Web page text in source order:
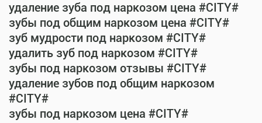
удаление зуба под наркозом цена #CITY#
зубы под общим наркозом цена #CITY#
зуб мудрости под наркозом #CITY#
удалить зуб под наркозом #CITY#
зубы под наркозом отзывы #CITY#
удаление зубов под общим наркозом
#CITY#
зубы под наркозом цена #CITY#